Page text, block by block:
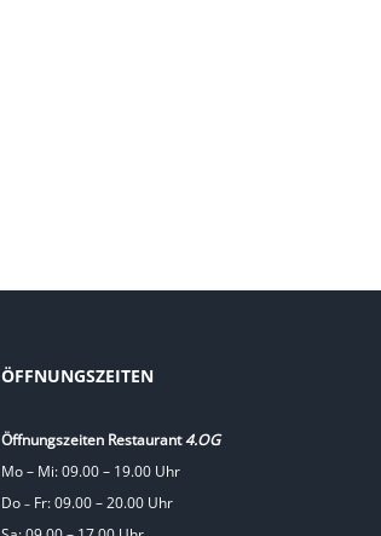
ÖFFNUNGSZEITEN
Öffnungszeiten Restaurant4.OG
Mo – Mi: 09.00 – 19.00 Uhr
Do –Fr: 09.00 – 20.00 Uhr